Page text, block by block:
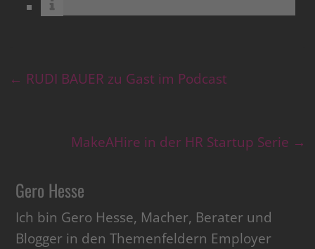
← RUDI BAUER zu Gast im Podcast
MakeAHire in der HR Startup Serie →
Gero Hesse
Ich bin Gero Hesse, Macher, Berater und
Blogger in den Themenfeldern Employer